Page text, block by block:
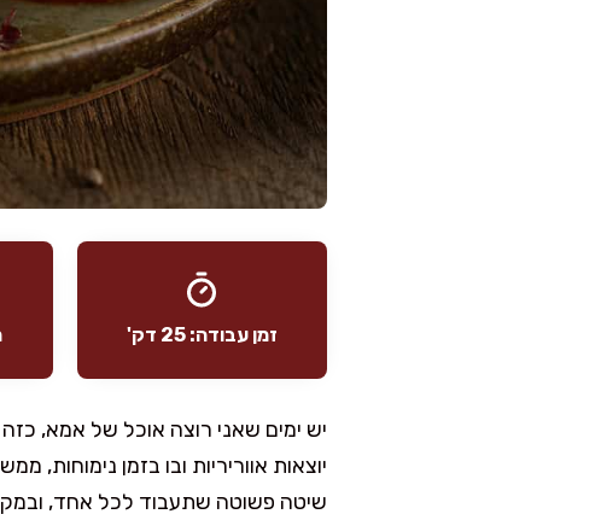
זמן עבודה: 25 דק'
יש ימים שאני רוצה אוכל של אמא,
יוצאות אווריריות ובו בזמן
שיטה פשוטה שתעבוד לכל אחד,